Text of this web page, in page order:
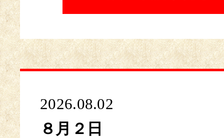
2026.08.02
８月２日